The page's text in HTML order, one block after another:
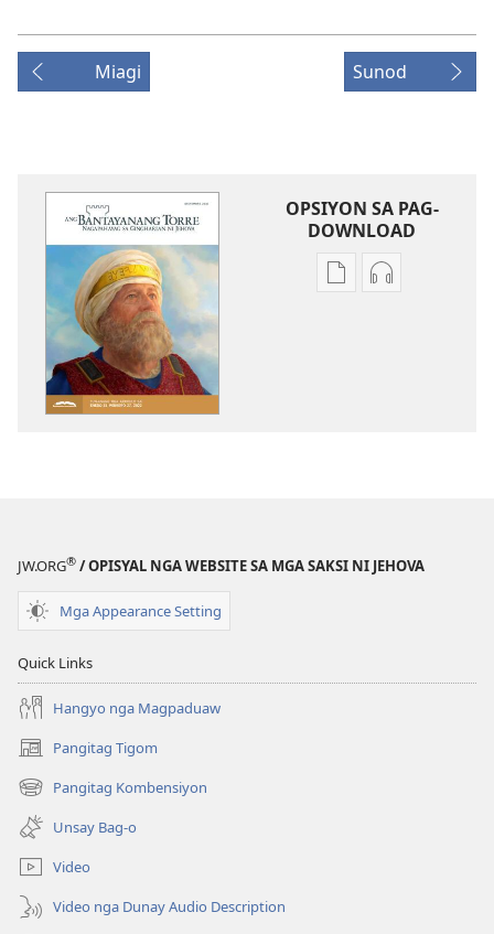
Miagi Sunod
OPSIYON SA PAG-
DOWNLOAD
Opsiyon
ANANG
Opsiyon
ANANG
JW.ORG® / OPISYAL NGA WEBSITE SA MGA SAKSI NI JEHOVA
Mga Appearance Setting
Quick Links
Hangyo nga Magpaduaw
Pangitag Tigom
(mo-
open
ug
bag-
ong
window)
Pangitag Kombensiyon
(mo-
open
ug
bag-
ong
window)
Unsay Bag-o
Video
Video nga Dunay Audio Description